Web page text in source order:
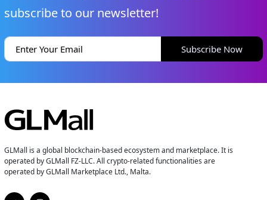
subscribe to our newsletter!
Subscribe Now
GLMall is a global blockchain-based ecosystem and marketplace. It is
operated by GLMall FZ-LLC. All crypto-related functionalities are
operated by GLMall Marketplace Ltd., Malta.